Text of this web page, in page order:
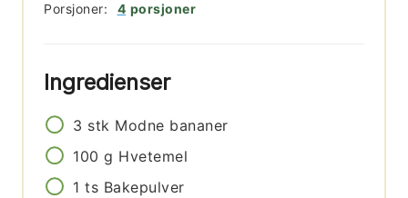
Porsjoner: 4 porsjoner
Ingredienser
3 stk Modne bananer
100 g Hvetemel
1 ts Bakepulver